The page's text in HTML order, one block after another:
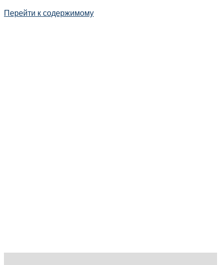
Перейти к содержимому